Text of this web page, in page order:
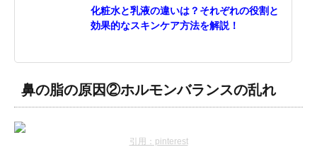
化粧水と乳液の違いは？それぞれの役割と
効果的なスキンケア方法を解説！
鼻の脂の原因②ホルモンバランスの乱れ
引用：pinterest